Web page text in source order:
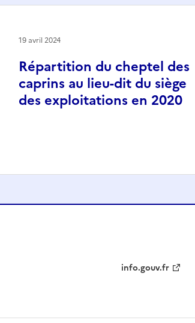
Répartition du cheptel des
caprins au lieu-dit du siège
des exploitations en 2020
19 avril 2024
info.gouv.fr